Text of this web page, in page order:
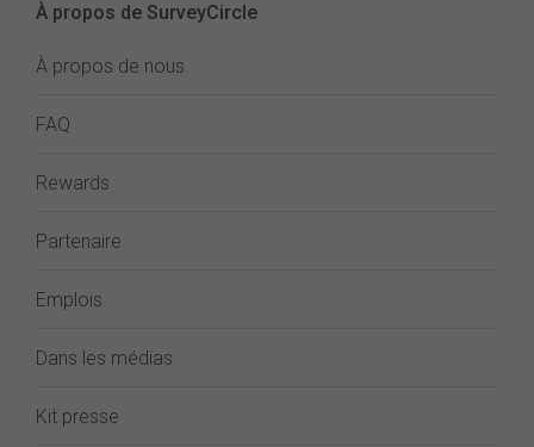
À propos de SurveyCircle
À propos de nous
FAQ
Rewards
Partenaire
Emplois
Dans les médias
Kit presse